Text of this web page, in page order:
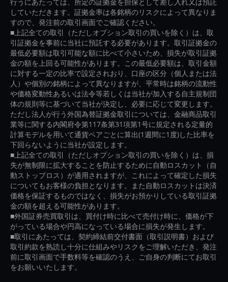
していただきます。証拠金率は各銘柄のリスクによって異なりま
すので、発注前の取引画面でご確認ください。
■上記全ての取引（ただしオプション取引の買いを除く）は、取
引証拠金を事前に当社に預託する必要があります。取引証拠金の
最低必要額は取引可能な額に比べて小さいため、損失が取引証拠
金の額を上回る可能性があります。この最低必要額は、取引金額
に対する一定の比率で設定されおり、口座の区分（個人または法
人）や個別の銘柄によって異なりますが、平常時は銘柄の流動性
や価格変動性あるいは法令等若しくは当社が加入する自主規制団
体の規則等に基づいて当社が決定し、必要に応じて変更します。
ただし法人が行う外国為替証拠金取引については、金融商品取引
業等に関する内閣府令第117条第31項第1号に規定される定量的
計算モデルを用いて通貨ペアごとに算出(1週間に1度)した比率を
下回らないように当社が設定します。
■上記全ての取引（ただしオプション取引の買いを除く）は、損
失が無制限に拡大することを防止するために自動ロスカット（自
動ストップロス）が適用されますが、これによって確定した損失
についてもお客様の負担となります。また自動ロスカットは決済
価格を保証するものではなく、損失がお預かりしている取引証拠
金の額を超える可能性があります。
■外国証券売買取引は、買付け時に比べて売付け時に、価格が下
がっている場合や円高になっている場合に損失が発生します。
■取引にあたっては、契約締結前交付書面（取引説明書）および
取引約款を熟読し十分に仕組みやリスクをご理解いただき、発注
前に取引画面で手数料等を確認のうえ、ご自身の判断にてお取引
をお願いいたします。